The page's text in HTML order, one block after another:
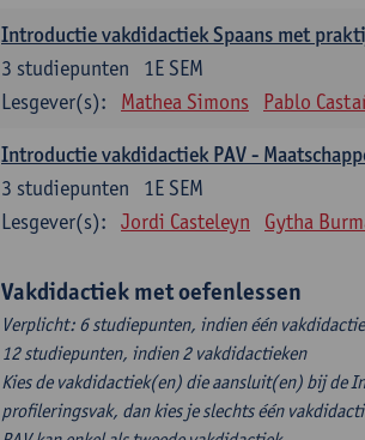
Introductie vakdidactiek Spaans met
1E SEM
3 studiepunten
Lesgever(s):
Mathea Simons Pablo
Introductie vakdidactiek PAV -
1E SEM
3 studiepunten
Lesgever(s):
Jordi Casteleyn Gytha
Vakdidactiek met oefenlessen
Verplicht: 6 studiepunten, indien één
12 studiepunten, indien 2 vakdidactieken
Kies de vakdidactiek(en) die aansluit(en) bij de
profileringsvak, dan kies je slechts één